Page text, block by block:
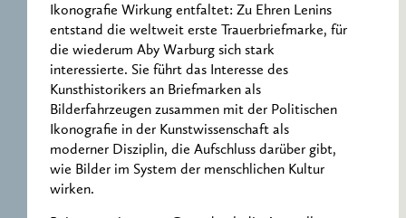
Ikonografie Wirkung entfaltet: Zu Ehren Lenins
entstand die weltweit erste Trauerbriefmarke, für
die wiederum Aby Warburg sich stark
interessierte. Sie führt das Interesse des
Kunsthistorikers an Briefmarken als
Bilderfahrzeugen zusammen mit der Politischen
Ikonografie in der Kunstwissenschaft als
moderner Disziplin, die Aufschluss darüber gibt,
wie Bilder im System der menschlichen Kultur
wirken.